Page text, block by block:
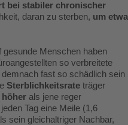
bei stabiler chronischer
daran zu sterben, um etwa
Menschen haben
so verbreitete
fast so schädlich sein
Sterblichkeitsrate träger
höher als jene reger
Tag eine Meile (1,6
sein gleichaltriger Nachbar,